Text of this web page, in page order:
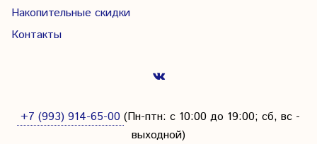
Накопительные скидки
Контакты
+7 (993) 914-65-00 (Пн-птн: с 10:00 до 19:00; сб, вс -
выходной)